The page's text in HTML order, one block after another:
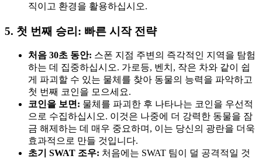
직이고 환경을 활용하십시오.
5. 첫 번째 승리: 빠른 시작 전략
처음 30초 동안: 스폰 지점 주변의 즉각적인 지역을 탐험
하는 데 집중하십시오. 가로등, 벤치, 작은 차와 같이 쉽
게 파괴할 수 있는 물체를 찾아 동물의 능력을 파악하고
첫 번째 코인을 모으세요.
코인을 보면: 물체를 파괴한 후 나타나는 코인을 우선적
으로 수집하십시오. 이것은 나중에 더 강력한 동물을 잠
금 해제하는 데 매우 중요하며, 이는 당신의 광란을 더욱
효과적으로 만들 것입니다.
초기 SWAT 조우: 처음에는 SWAT 팀이 덜 공격적일 것